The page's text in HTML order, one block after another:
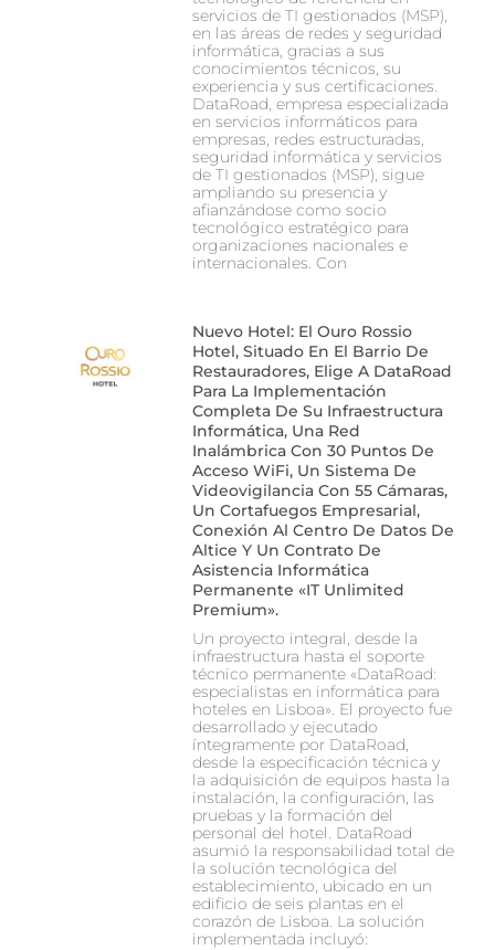
servicios de TI gestionados (MSP),
en las áreas de redes y seguridad
informática, gracias a sus
conocimientos técnicos, su
experiencia y sus certificaciones.
DataRoad, empresa especializada
en servicios informáticos para
empresas, redes estructuradas,
seguridad informática y servicios
de TI gestionados (MSP), sigue
ampliando su presencia y
afianzándose como socio
tecnológico estratégico para
organizaciones nacionales e
internacionales. Con
Nuevo Hotel: El Ouro Rossio
Hotel, Situado En El Barrio De
Restauradores, Elige A DataRoad
Para La Implementación
Completa De Su Infraestructura
Informática, Una Red
Inalámbrica Con 30 Puntos De
Acceso WiFi, Un Sistema De
Videovigilancia Con 55 Cámaras,
Un Cortafuegos Empresarial,
Conexión Al Centro De Datos De
Altice Y Un Contrato De
Asistencia Informática
Permanente «IT Unlimited
Premium».
Un proyecto integral, desde la
infraestructura hasta el soporte
técnico permanente «DataRoad:
especialistas en informática para
hoteles en Lisboa». El proyecto fue
desarrollado y ejecutado
íntegramente por DataRoad,
desde la especificación técnica y
la adquisición de equipos hasta la
instalación, la configuración, las
pruebas y la formación del
personal del hotel. DataRoad
asumió la responsabilidad total de
la solución tecnológica del
establecimiento, ubicado en un
edificio de seis plantas en el
corazón de Lisboa. La solución
implementada incluyó: